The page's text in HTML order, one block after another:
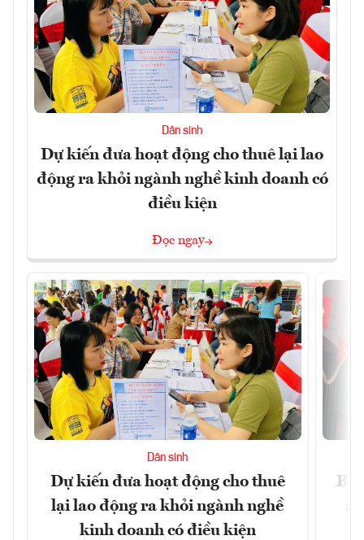
Dân sinh
Dự kiến đưa hoạt động cho thuê lại lao
động ra khỏi ngành nghề kinh doanh có
điều kiện
Đọc ngay
Dân sinh
Dự kiến đưa hoạt động cho thuê
lại lao động ra khỏi ngành nghề
kinh doanh có điều kiện
Bộ